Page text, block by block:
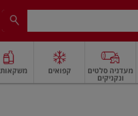
מעדניה סלטים
ונקניקים
קפואים משקאות
ביצים טריותחלב ומשקאות חלב